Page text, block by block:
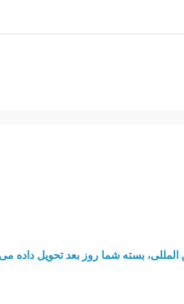
بسته شما روز بعد تحویل داده